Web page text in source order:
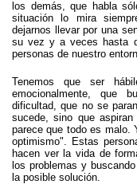
los demás, que habla
situación lo mira
dejarnos llevar por una
su vez y a veces hasta
personas de nuestro
Tenemos que ser
emocionalmente, que
dificultad, que no se
sucede, sino que
parece que todo es malo.
optimismo". Estas
hacen ver la vida de
los problemas y
la posible solución.